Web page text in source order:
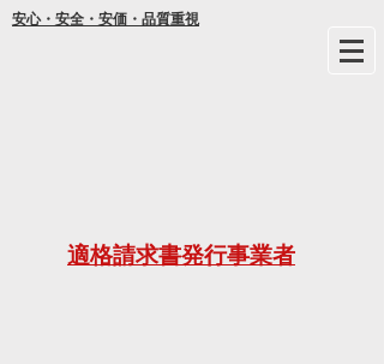
安心・安全・安価・品質重視
年間
適格請求書発行事業者